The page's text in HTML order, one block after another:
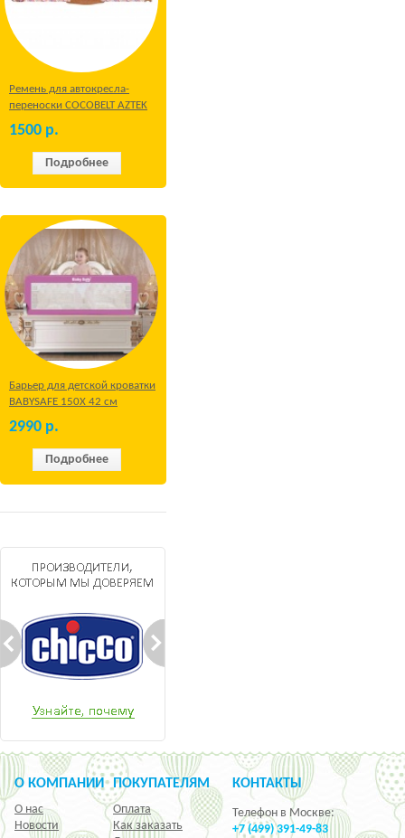
Ремень для автокресла-
переноски COCOBELT AZTEK
1500 р.
Подробнее
Барьер для детской кроватки
BABYSAFE 150Х 42 см
Бежевый
2990 р.
Подробнее
О КОМПАНИИ
О нас
Новости
ПОКУПАТЕЛЯМ
Оплата
Как заказать
КОНТАКТЫ
Телефон в Москве:
+7 (499) 391-49-83